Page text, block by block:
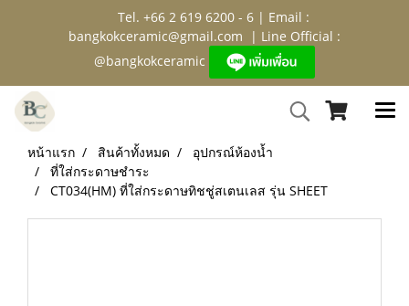
Tel. +66 2 619 6200 - 6 | Email :
bangkokceramic@gmail.com | Line Official :
@bangkokceramic
หน้าแรก สินค้าทั้งหมด
อุปกรณ์ห้องน้ำ
ที่ใส่กระดาษชำระ
CT034(HM) ที่ใส่กระดาษทิชชู่สเตนเลส รุ่น SHEET